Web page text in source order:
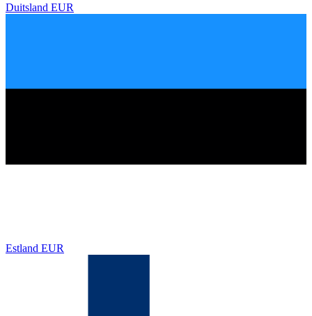
Duitsland EUR
Estland EUR